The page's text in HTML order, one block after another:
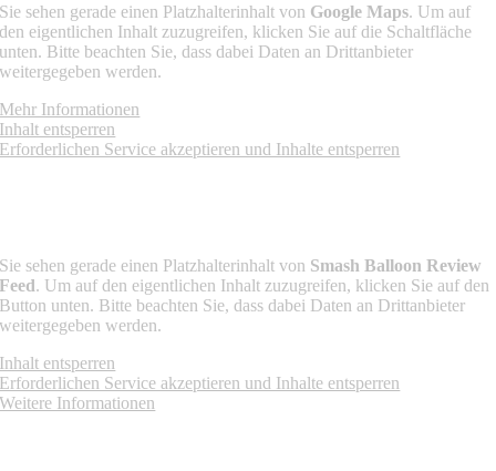
Sie sehen gerade einen Platzhalterinhalt von Google Maps. Um auf
den eigentlichen Inhalt zuzugreifen, klicken Sie auf die Schaltfläche
unten. Bitte beachten Sie, dass dabei Daten an Drittanbieter
weitergegeben werden.
Mehr Informationen
Inhalt entsperren
Erforderlichen Service akzeptieren und Inhalte entsperren
Sie sehen gerade einen Platzhalterinhalt von Smash Balloon Review
Feed. Um auf den eigentlichen Inhalt zuzugreifen, klicken Sie auf den
Button unten. Bitte beachten Sie, dass dabei Daten an Drittanbieter
weitergegeben werden.
Inhalt entsperren
Erforderlichen Service akzeptieren und Inhalte entsperren
Weitere Informationen